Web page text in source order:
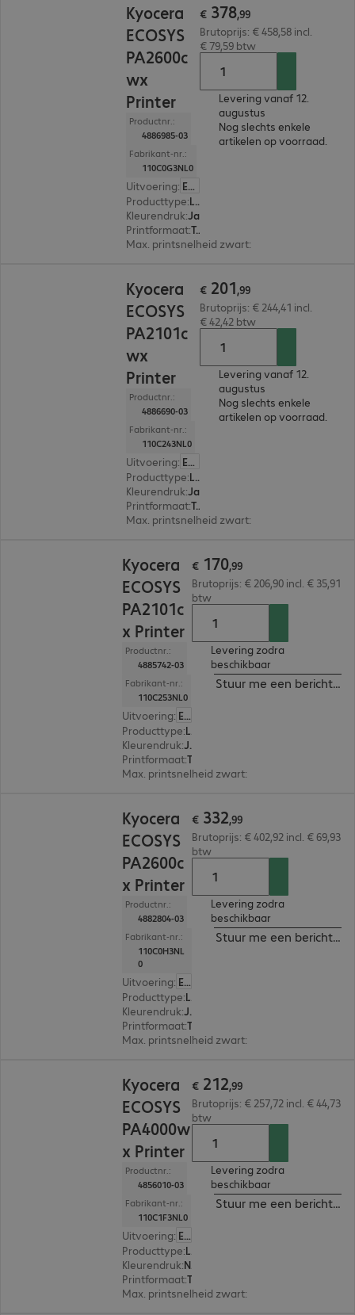
Kyocera
ECOSYS
PA2600c
wx
Printer
Productnr.:
4886985-03
Fabrikant-nr.:
110C0G3NL0
Uitvoering: Europa
Producttype: Laser printer
Kleurendruk:Ja
Printformaat: Tot max. A4
Max. printsnelheid zwart:
€ 378,99
Brutoprijs: € 458,58 incl.
€ 79,59 btw
Levering vanaf 12.
augustus
Nog slechts enkele
artikelen op voorraad.
Kyocera
ECOSYS
PA2101c
wx
Printer
Productnr.:
4886690-03
Fabrikant-nr.:
110C243NL0
Uitvoering: Europa
Producttype: Laser printer
Kleurendruk:Ja
Printformaat: Tot max. A4
Max. printsnelheid zwart:
€ 201,99
Brutoprijs: € 244,41 incl.
€ 42,42 btw
Levering vanaf 12.
augustus
Nog slechts enkele
artikelen op voorraad.
Kyocera
ECOSYS
PA2101c
x Printer
Productnr.:
4885742-03
Fabrikant-nr.:
110C253NL0
Uitvoering: Europa
Producttype:
Kleurendruk: Ja
Printformaat: Tot max. A4
Max. printsnelheid zwart:
€ 170,99
Brutoprijs: € 206,90 incl. € 35,91
btw
Levering zodra
beschikbaar
Stuur me een bericht
Kyocera
ECOSYS
PA2600c
x Printer
Productnr.:
4882804-03
Fabrikant-nr.:
110C0H3NL
0
Uitvoering: Europa
Producttype:
Kleurendruk: Ja
Printformaat: Tot max. A4
Max. printsnelheid zwart:
€ 332,99
Brutoprijs: € 402,92 incl. € 69,93
btw
Levering zodra
beschikbaar
Stuur me een bericht
Kyocera
ECOSYS
PA4000w
x Printer
Productnr.:
4856010-03
Fabrikant-nr.:
110C1F3NL0
Uitvoering: Europa
Producttype:
Kleurendruk: Nee
Printformaat: Tot max. A4
Max. printsnelheid zwart:
€ 212,99
Brutoprijs: € 257,72 incl. € 44,73
btw
Levering zodra
beschikbaar
Stuur me een bericht